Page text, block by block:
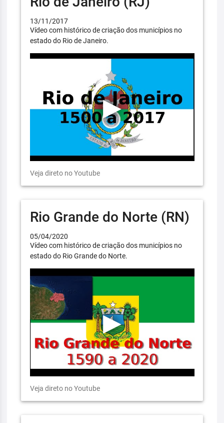
13/11/2017
Vídeo com histórico de criação dos municípios no
estado do Rio de Janeiro.
Veja direto no Youtube
Rio Grande do Norte (RN)
05/04/2020
Vídeo com histórico de criação dos municípios no
estado do Rio Grande do Norte.
Veja direto no Youtube